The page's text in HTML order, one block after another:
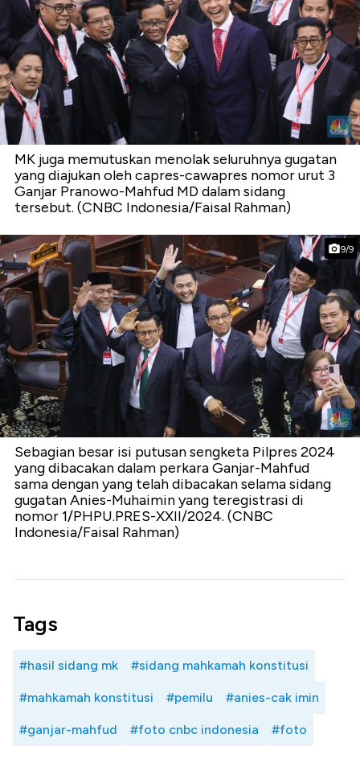
MK juga memutuskan menolak seluruhnya gugatan
yang diajukan oleh capres-cawapres nomor urut 3
Ganjar Pranowo-Mahfud MD dalam sidang
tersebut. (CNBC Indonesia/Faisal Rahman)
9/9
Sebagian besar isi putusan sengketa Pilpres 2024
yang dibacakan dalam perkara Ganjar-Mahfud
sama dengan yang telah dibacakan selama sidang
gugatan Anies-Muhaimin yang teregistrasi di
nomor 1/PHPU.PRES-XXII/2024. (CNBC
Indonesia/Faisal Rahman)
Tags
#hasil sidang mk #sidang mahkamah konstitusi
#mahkamah konstitusi #pemilu #anies-cak imin
#ganjar-mahfud #foto cnbc indonesia #foto